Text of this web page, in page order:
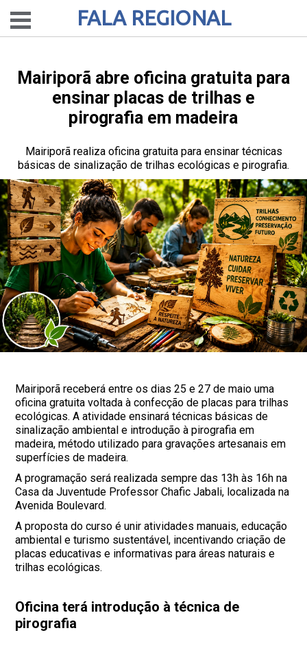
FALA REGIONAL
Mairiporã abre oficina gratuita para
ensinar placas de trilhas e
pirografia em madeira
Mairiporã realiza oficina gratuita para ensinar técnicas
básicas de sinalização de trilhas ecológicas e pirografia.
Mairiporã receberá entre os dias 25 e 27 de maio uma
oficina gratuita voltada à confecção de placas para trilhas
ecológicas. A atividade ensinará técnicas básicas de
sinalização ambiental e introdução à pirografia em
madeira, método utilizado para gravações artesanais em
superfícies de madeira.
A programação será realizada sempre das 13h às 16h na
Casa da Juventude Professor Chafic Jabali, localizada na
Avenida Boulevard.
A proposta do curso é unir atividades manuais, educação
ambiental e turismo sustentável, incentivando criação de
placas educativas e informativas para áreas naturais e
trilhas ecológicas.
Oficina terá introdução à técnica de
pirografia